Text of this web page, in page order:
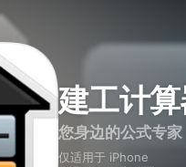
建工计
您身边的公式专家
仅适用于 iPhone